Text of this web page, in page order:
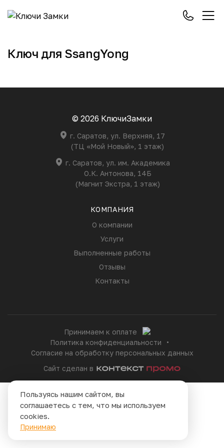
Ключ для SsangYong
© 2026 КлючиЗамки
г. Саратов, ул. Верхняя, 17
(ТЦ «Мой Новый», 1 этаж)
г. Саратов, ул. им. Академика
О.К. Антонова, 14Б
(Магнит Экстра, 1 этаж)
КОМПАНИЯ
О компании
Услуги
Выполненные работы
Отзывы
Контакты
Принимаем к оплате
Политика конфиденциальности
Согласие на обработку персональных данных
Сайт сделан в
Пользуясь нашим сайтом, вы
соглашаетесь с тем, что мы используем
cookies.
Принимаю